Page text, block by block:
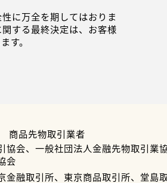
に万全を期してはおりま
する最終決定は、お客様
す。
商品先物取引業者
協会、一般社団法人金融先物取引業
会
金融取引所、東京商品取引所、堂島